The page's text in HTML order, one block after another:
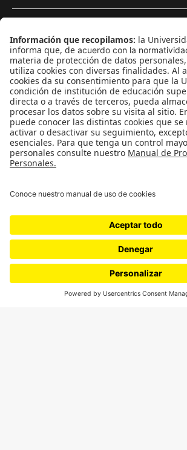
Género
Política
Cultura
Medio ambiente
Medios y periodismo
Ciudad
Movilización social
Ediciones especiales
Proyectos 070